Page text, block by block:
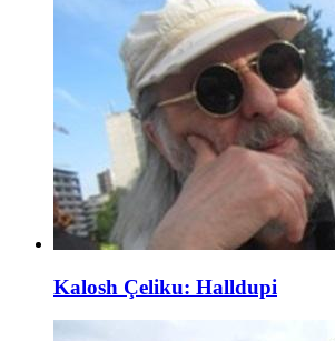
Kalosh Çeliku: Halldupi